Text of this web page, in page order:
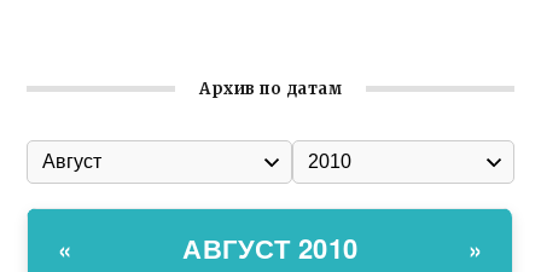
Архив по датам
« АВГУСТ 2010 »